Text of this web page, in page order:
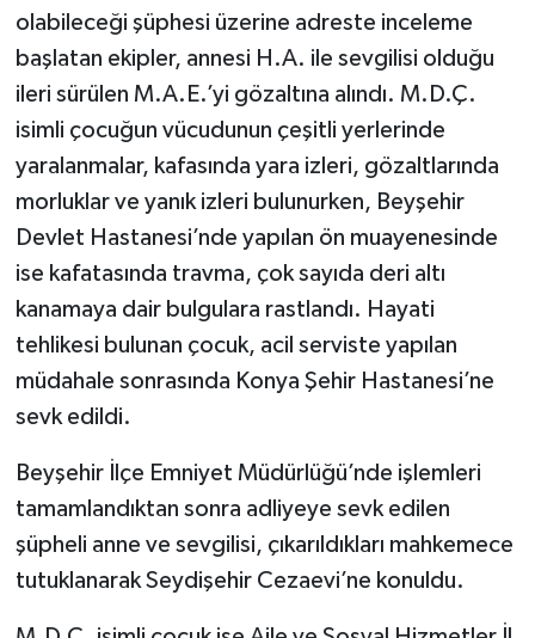
olabileceği şüphesi üzerine adreste inceleme
başlatan ekipler, annesi H.A. ile sevgilisi olduğu
ileri sürülen M.A.E.’yi gözaltına alındı. M.D.Ç.
isimli çocuğun vücudunun çeşitli yerlerinde
yaralanmalar, kafasında yara izleri, gözaltlarında
morluklar ve yanık izleri bulunurken, Beyşehir
Devlet Hastanesi’nde yapılan ön muayenesinde
ise kafatasında travma, çok sayıda deri altı
kanamaya dair bulgulara rastlandı. Hayati
tehlikesi bulunan çocuk, acil serviste yapılan
müdahale sonrasında Konya Şehir Hastanesi’ne
sevk edildi.
Beyşehir İlçe Emniyet Müdürlüğü’nde işlemleri
tamamlandıktan sonra adliyeye sevk edilen
şüpheli anne ve sevgilisi, çıkarıldıkları mahkemece
tutuklanarak Seydişehir Cezaevi’ne konuldu.